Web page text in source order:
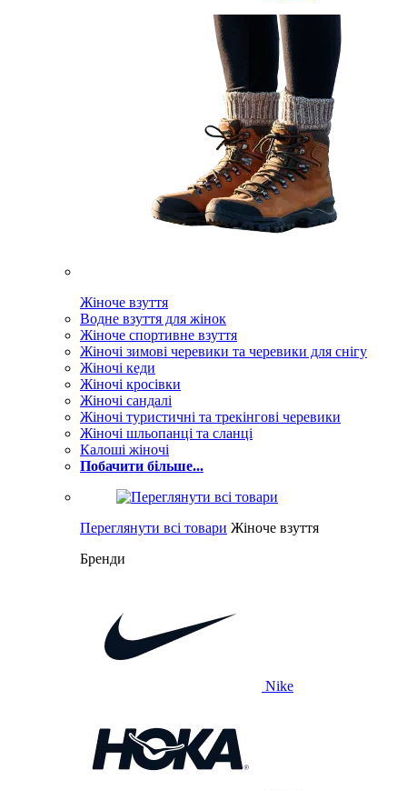
Жіноче взуття
Водне взуття для жінок
Жіноче спортивне взуття
Жіночі зимові черевики та черевики для снігу
Жіночі кеди
Жіночі кросівки
Жіночі сандалі
Жіночі туристичні та трекінгові черевики
Жіночі шльопанці та сланці
Калоші жіночі
Побачити більше...
Переглянути всі товари Жіноче взуття
Бренди
Nike